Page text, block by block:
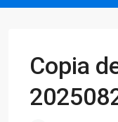
Copia